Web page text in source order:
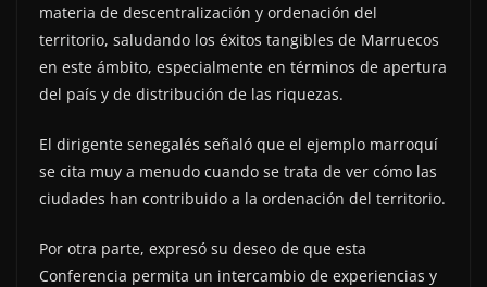
materia de descentralización y ordenación del
territorio, saludando los éxitos tangibles de Marruecos
en este ámbito, especialmente en términos de apertura
del país y de distribución de las riquezas.
El dirigente senegalés señaló que el ejemplo marroquí
se cita muy a menudo cuando se trata de ver cómo las
ciudades han contribuido a la ordenación del territorio.
Por otra parte, expresó su deseo de que esta
Conferencia permita un intercambio de experiencias y